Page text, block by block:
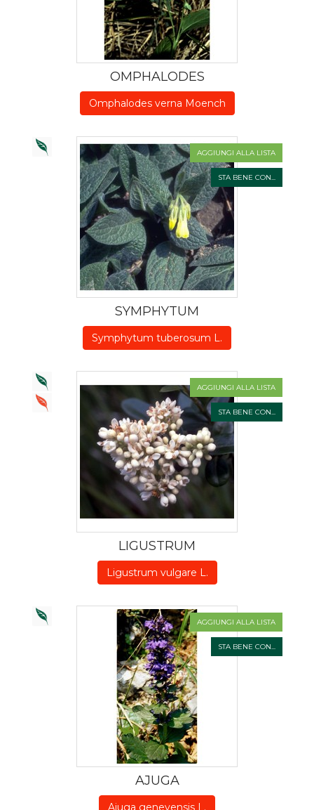
OMPHALODES
Omphalodes verna Moench
AGGIUNGI ALLA LISTA
STA BENE CON...
SYMPHYTUM
Symphytum tuberosum L.
AGGIUNGI ALLA LISTA
STA BENE CON...
LIGUSTRUM
Ligustrum vulgare L.
AGGIUNGI ALLA LISTA
STA BENE CON...
AJUGA
Ajuga genevensis L.